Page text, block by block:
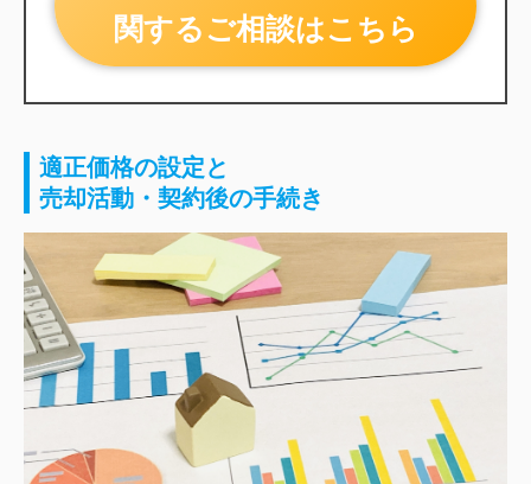
関するご相談はこちら
適正価格の設定と
売却活動・契約後の手続き